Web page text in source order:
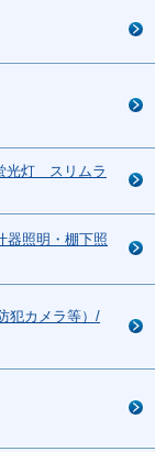
光灯 スリムラ
器照明・棚下照
犯カメラ等）/